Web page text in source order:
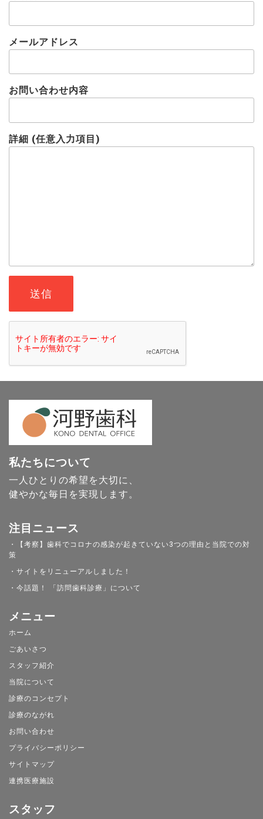
メールアドレス
お問い合わせ内容
詳細 (任意入力項目)
私たちについて
一人ひとりの希望を大切に、
健やかな毎日を実現します。
注目ニュース
・【考察】歯科でコロナの感染が起きていない3つの理由と当院での対
策
・サイトをリニューアルしました！
・今話題！ 「訪問歯科診療」について
メニュー
ホーム
ごあいさつ
スタッフ紹介
当院について
診療のコンセプト
診療のながれ
お問い合わせ
プライバシーポリシー
サイトマップ
連携医療施設
スタッフ